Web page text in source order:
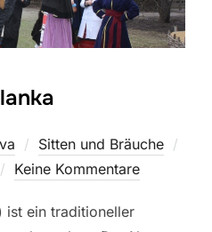
Sitten und Bräuche
Keine Kommentare
ist ein traditioneller